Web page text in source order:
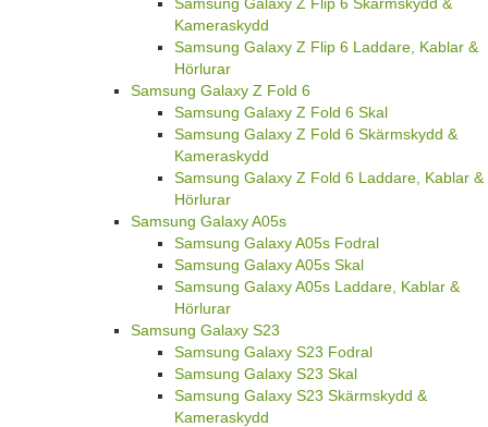
Kameraskydd
Samsung Galaxy Z Flip 6 Laddare, Kablar &
Hörlurar
Samsung Galaxy Z Fold 6
Samsung Galaxy Z Fold 6 Skal
Samsung Galaxy Z Fold 6 Skärmskydd &
Kameraskydd
Samsung Galaxy Z Fold 6 Laddare, Kablar &
Hörlurar
Samsung Galaxy A05s
Samsung Galaxy A05s Fodral
Samsung Galaxy A05s Skal
Samsung Galaxy A05s Laddare, Kablar &
Hörlurar
Samsung Galaxy S23
Samsung Galaxy S23 Fodral
Samsung Galaxy S23 Skal
Samsung Galaxy S23 Skärmskydd &
Kameraskydd